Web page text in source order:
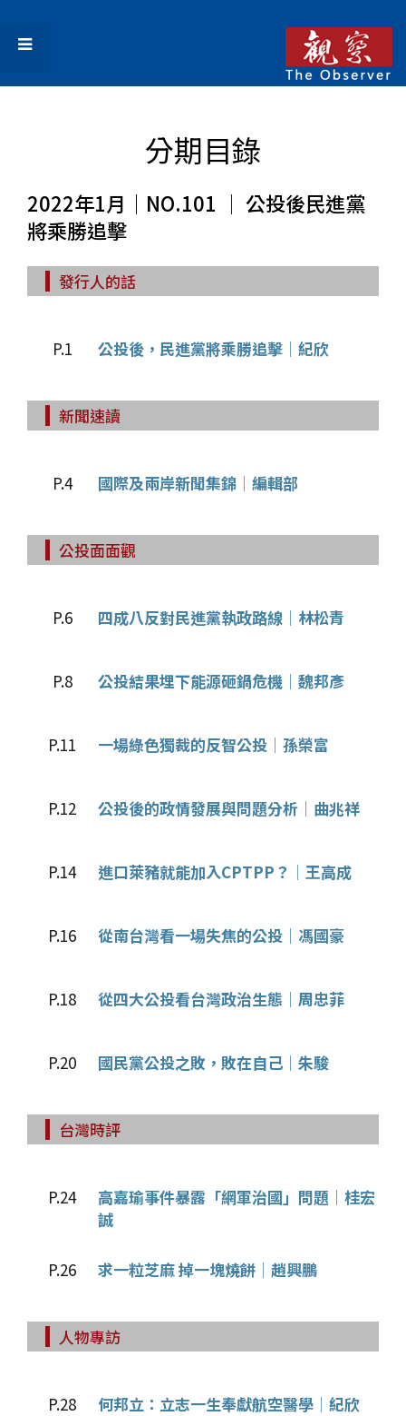
分期目錄
2022年1月｜NO.101 │ 公投後民進黨
將乘勝追擊
發行人的話
P.1 公投後，民進黨將乘勝追擊│紀欣
新聞速讀
P.4 國際及兩岸新聞集錦│編輯部
公投面面觀
P.6 四成八反對民進黨執政路線│林松青
P.8 公投結果埋下能源砸鍋危機│魏邦彥
P.11 一場綠色獨裁的反智公投│孫榮富
P.12 公投後的政情發展與問題分析│曲兆祥
P.14 進口萊豬就能加入CPTPP？│王高成
P.16 從南台灣看一場失焦的公投│馮國豪
P.18 從四大公投看台灣政治生態│周忠菲
P.20 國民黨公投之敗，敗在自己│朱駿
台灣時評
P.24
高嘉瑜事件暴露「網軍治國」問題│桂宏
誠
P.26 求一粒芝麻 掉一塊燒餅│趙興鵬
人物專訪
P.28 何邦立：立志一生奉獻航空醫學│紀欣